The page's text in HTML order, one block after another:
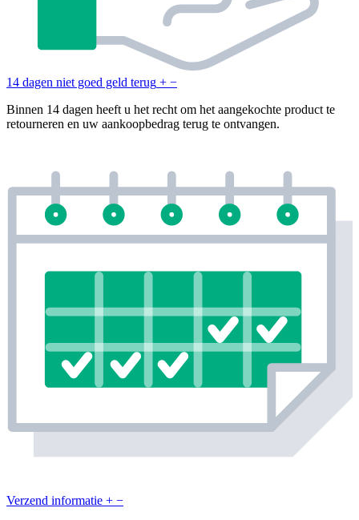
14 dagen niet goed geld terug + −
Binnen 14 dagen heeft u het recht om het aangekochte product te
retourneren en uw aankoopbedrag terug te ontvangen.
Verzend informatie + −